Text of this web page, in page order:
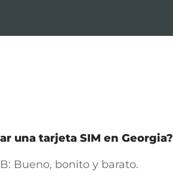
una tarjeta SIM en Georgia?
Bueno, bonito y barato.